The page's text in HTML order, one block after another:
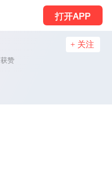
打开APP
获赞
+ 关注